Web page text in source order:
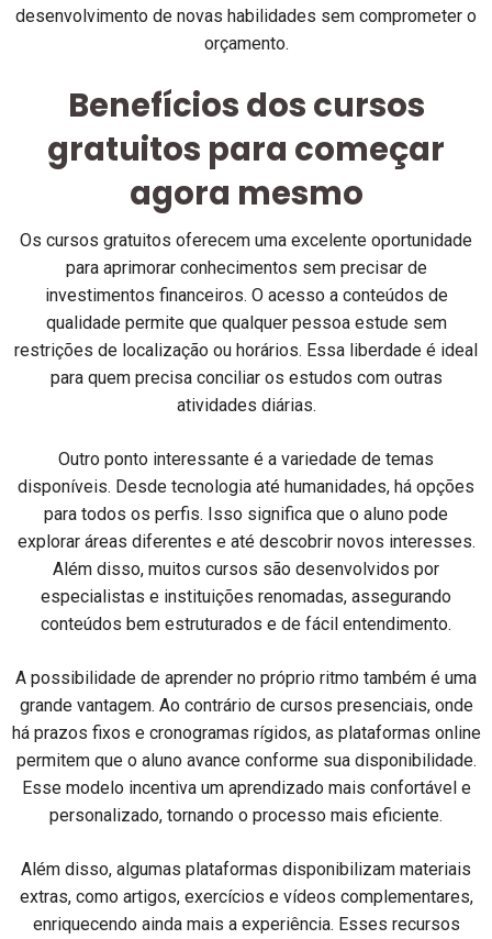
desenvolvimento de novas habilidades sem comprometer o
orçamento.
Benefícios dos cursos
gratuitos para começar
agora mesmo
Os cursos gratuitos oferecem uma excelente oportunidade
para aprimorar conhecimentos sem precisar de
investimentos financeiros. O acesso a conteúdos de
qualidade permite que qualquer pessoa estude sem
restrições de localização ou horários. Essa liberdade é ideal
para quem precisa conciliar os estudos com outras
atividades diárias.
Outro ponto interessante é a variedade de temas
disponíveis. Desde tecnologia até humanidades, há opções
para todos os perfis. Isso significa que o aluno pode
explorar áreas diferentes e até descobrir novos interesses.
Além disso, muitos cursos são desenvolvidos por
especialistas e instituições renomadas, assegurando
conteúdos bem estruturados e de fácil entendimento.
A possibilidade de aprender no próprio ritmo também é uma
grande vantagem. Ao contrário de cursos presenciais, onde
há prazos fixos e cronogramas rígidos, as plataformas online
permitem que o aluno avance conforme sua disponibilidade.
Esse modelo incentiva um aprendizado mais confortável e
personalizado, tornando o processo mais eficiente.
Além disso, algumas plataformas disponibilizam materiais
extras, como artigos, exercícios e vídeos complementares,
enriquecendo ainda mais a experiência. Esses recursos